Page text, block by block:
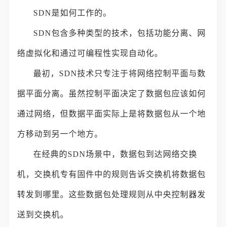
SDN是如何工作的。
SDN包含多种类型的技术，包括功能分离、网
络虚拟化和通过可编程性实现自动化。
最初，SDN技术只专注于将网络控制平面与数
据平面分离。虽然控制平面决定了数据包应该如何
通过网络，但数据平面实际上是将数据包从一个地
方移动到另一个地方。
在经典的SDN场景中，数据包到达网络交换
机，交换机专有固件中的规则告诉交换机将数据包
转发到哪里。这些数据包处理规则从中央控制器发
送到交换机。